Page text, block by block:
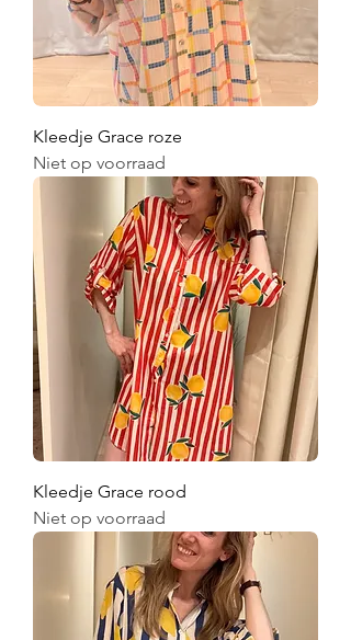
Kleedje Grace roze
Niet op voorraad
Kleedje Grace rood
Niet op voorraad